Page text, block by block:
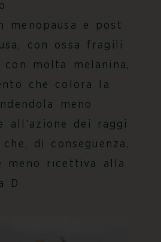
menopausa e post
con ossa fragili
con molta melanina,
che colora la
meno
all’azione dei raggi
di conseguenza,
meno ricettiva alla
D